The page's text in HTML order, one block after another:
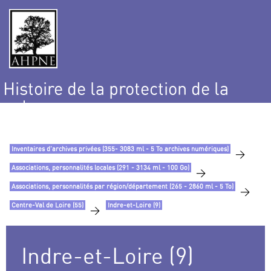
Histoire de la protection de la
nature
Inventaires d’archives privées (355- 3083 ml - 5 To archives numériques) >
Associations, personnalités locales (291 - 3134 ml - 100 Go) >
Associations, personnalités par région/département (265 - 2860 ml - 5 To) >
Centre-Val de Loire (55) > Indre-et-Loire (9)
Indre-et-Loire (9)